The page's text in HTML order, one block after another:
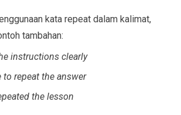
kata repeat dalam kalimat,
tambahan:
instructions clearly
to repeat the answer
the lesson